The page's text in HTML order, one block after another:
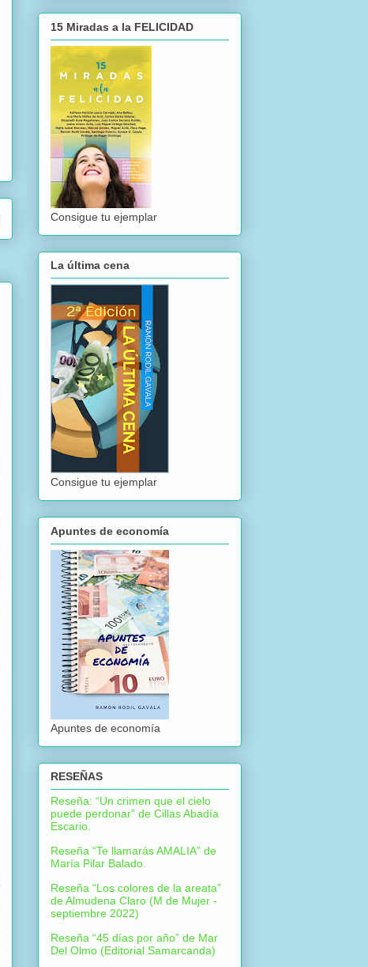
15 Miradas a la FELICIDAD
Consigue tu ejemplar
La última cena
Consigue tu ejemplar
Apuntes de economía
Apuntes de economía
RESEÑAS
Reseña: “Un crimen que el cielo
puede perdonar” de Cillas Abadía
Escario.
Reseña “Te llamarás AMALIA” de
María Pilar Balado.
Reseña “Los colores de la areata”
de Almudena Claro (M de Mujer -
septiembre 2022)
Reseña “45 días por año” de Mar
Del Olmo (Editorial Samarcanda)